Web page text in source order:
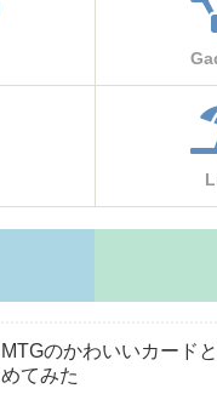
MTGのかわいいカード
めてみた